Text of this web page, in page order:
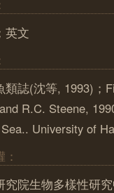
英文
類誌(沈等, 1993)；
R.C. Steene,
University of
究院生物多樣性研